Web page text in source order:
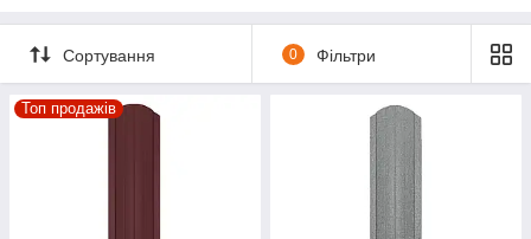
Вибирайте надійні огорожі з естетичним дизайном –
штахетник з металу стане окрасою вашої ділянки на довгі
роки!
Сортування 0 Фільтри
Топ продажів